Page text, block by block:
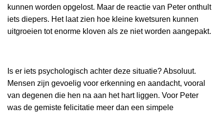
kunnen worden opgelost. Maar de reactie van Peter onthult
iets diepers. Het laat zien hoe kleine kwetsuren kunnen
uitgroeien tot enorme kloven als ze niet worden aangepakt.
Is er iets psychologisch achter deze situatie? Absoluut.
Mensen zijn gevoelig voor erkenning en aandacht, vooral
van degenen die hen na aan het hart liggen. Voor Peter
was de gemiste felicitatie meer dan een simpele